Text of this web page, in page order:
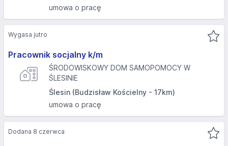
umowa o pracę
Pracownik socjalny k/m
ŚRODOWISKOWY DOM SAMOPOMOCY W
ŚLESINIE
Ślesin (Budzisław Kościelny - 17km)
umowa o pracę
Wygasa jutro
Dodana 8 czerwca